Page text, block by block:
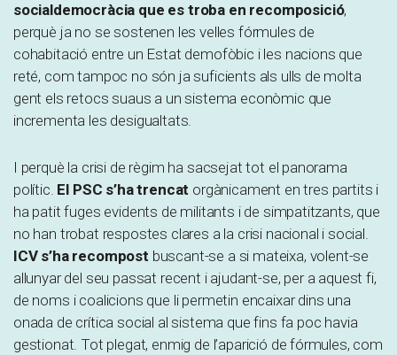
socialdemocràcia que es troba en recomposició,
perquè ja no se sostenen les velles fórmules de
cohabitació entre un Estat demofòbic i les nacions que
reté, com tampoc no són ja suficients als ulls de molta
gent els retocs suaus a un sistema econòmic que
incrementa les desigualtats.
I perquè la crisi de règim ha sacsejat tot el panorama
polític. El PSC s’ha trencat orgànicament en tres partits i
ha patit fuges evidents de militants i de simpatitzants, que
no han trobat respostes clares a la crisi nacional i social.
ICV s’ha recompost buscant-se a si mateixa, volent-se
allunyar del seu passat recent i ajudant-se, per a aquest fi,
de noms i coalicions que li permetin encaixar dins una
onada de crítica social al sistema que fins fa poc havia
gestionat. Tot plegat, enmig de l’aparició de fórmules, com